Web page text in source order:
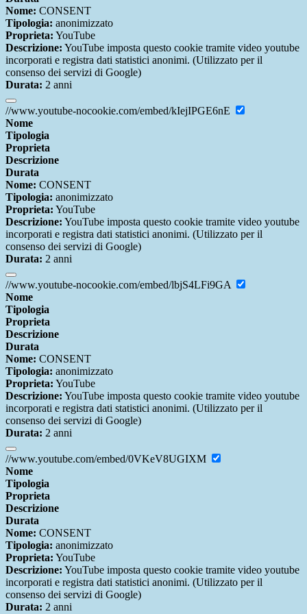
Nome: CONSENT
Tipologia: anonimizzato
Proprieta: YouTube
Descrizione: YouTube imposta questo cookie tramite video youtube
incorporati e registra dati statistici anonimi. (Utilizzato per il
consenso dei servizi di Google)
Durata: 2 anni
//www.youtube-nocookie.com/embed/kIejIPGE6nE
Nome
Tipologia
Proprieta
Descrizione
Durata
Nome: CONSENT
Tipologia: anonimizzato
Proprieta: YouTube
Descrizione: YouTube imposta questo cookie tramite video youtube
incorporati e registra dati statistici anonimi. (Utilizzato per il
consenso dei servizi di Google)
Durata: 2 anni
//www.youtube-nocookie.com/embed/lbjS4LFi9GA
Nome
Tipologia
Proprieta
Descrizione
Durata
Nome: CONSENT
Tipologia: anonimizzato
Proprieta: YouTube
Descrizione: YouTube imposta questo cookie tramite video youtube
incorporati e registra dati statistici anonimi. (Utilizzato per il
consenso dei servizi di Google)
Durata: 2 anni
//www.youtube.com/embed/0VKeV8UGIXM
Nome
Tipologia
Proprieta
Descrizione
Durata
Nome: CONSENT
Tipologia: anonimizzato
Proprieta: YouTube
Descrizione: YouTube imposta questo cookie tramite video youtube
incorporati e registra dati statistici anonimi. (Utilizzato per il
consenso dei servizi di Google)
Durata: 2 anni